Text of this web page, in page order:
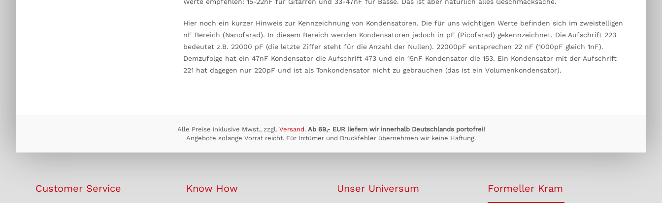
Werte empfehlen: 15-22nF für Gitarren und 33-47nF für Bässe. Das ist aber natürlich alles Geschmacksache.
Hier noch ein kurzer Hinweis zur Kennzeichnung von Kondensatoren. Die für uns wichtigen Werte befinden sich im zweistelligen
nF Bereich (Nanofarad). In diesem Bereich werden Kondensatoren jedoch in pF (Picofarad) gekennzeichnet. Die Aufschrift 223
bedeutet z.B. 22000 pF (die letzte Ziffer steht für die Anzahl der Nullen). 22000pF entsprechen 22 nF (1000pF gleich 1nF).
Demzufolge hat ein 47nF Kondensator die Aufschrift 473 und ein 15nF Kondensator die 153. Ein Kondensator mit der Aufschrift
221 hat dagegen nur 220pF und ist als Tonkondensator nicht zu gebrauchen (das ist ein Volumenkondensator).
Alle Preise inklusive Mwst., zzgl. Versand. Ab 69,- EUR liefern wir innerhalb Deutschlands portofrei!
Angebote solange Vorrat reicht. Für Irrtümer und Druckfehler übernehmen wir keine Haftung.
Customer Service Know How Unser Universum Formeller Kram